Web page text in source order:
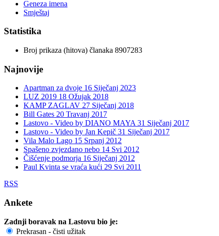
Geneza imena
Smještaj
Statistika
Broj prikaza (hitova) članaka 8907283
Najnovije
Apartman za dvoje 16 Siječanj 2023
LUZ 2019 18 Ožujak 2018
KAMP ZAGLAV 27 Siječanj 2018
Bill Gates 20 Travanj 2017
Lastovo - Video by DIANO MAYA31 Siječanj 2017
Lastovo - Video by Jan Kepič 31 Siječanj 2017
Vila Malo Lago 15 Srpanj 2012
Spašeno zvjezdano nebo 14 Svi 2012
Čišćenje podmorja 16 Siječanj 2012
Paul Kvinta se vraća kući 29 Svi 2011
RSS
Ankete
Zadnji boravak na Lastovu bio je:
Prekrasan - čisti užitak